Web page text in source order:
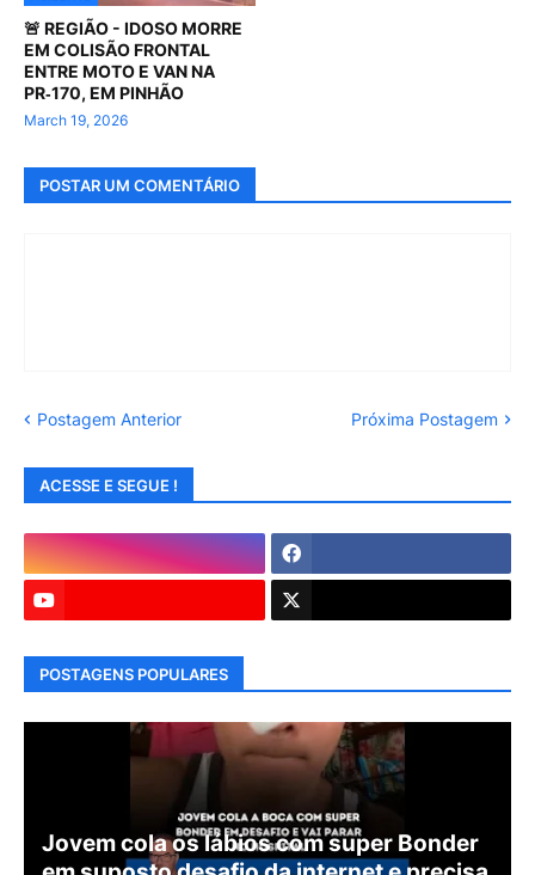
🚨 REGIÃO - IDOSO MORRE
EM COLISÃO FRONTAL
ENTRE MOTO E VAN NA
PR‑170, EM PINHÃO
March 19, 2026
POSTAR UM COMENTÁRIO
Postagem Anterior Próxima Postagem
ACESSE E SEGUE !
POSTAGENS POPULARES
Jovem cola os lábios com super Bonder